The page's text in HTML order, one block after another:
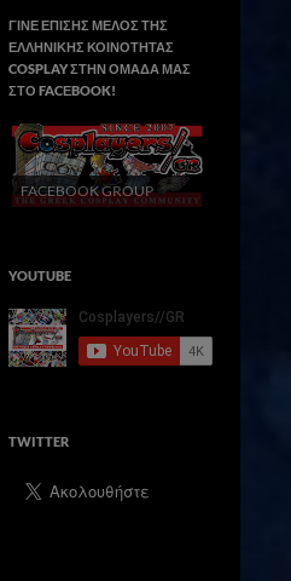
ΓΙΝΕ ΕΠΙΣΗΣ ΜΕΛΟΣ ΤΗΣ
ΕΛΛΗΝΙΚΗΣ ΚΟΙΝΟΤΗΤΑΣ
COSPLAY ΣΤΗΝ ΟΜΑΔΑ ΜΑΣ
ΣΤΟ FACΕBOOK!
FACEBOOK GROUP
YOUTUBE
TWITTER